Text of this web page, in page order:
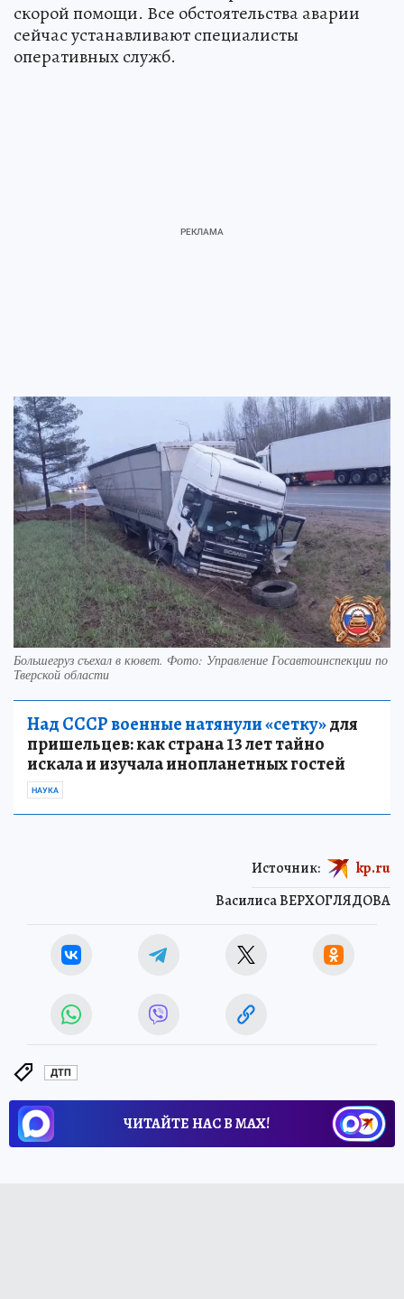
скорой помощи. Все обстоятельства аварии
сейчас устанавливают специалисты
оперативных служб.
Большегруз съехал в кювет. Фото: Управление Госавтоинспекции по
Тверской области
Над СССР военные натянули «сетку»для
пришельцев: как страна 13 лет тайно
искала и изучала инопланетных гостей
НАУКА
Василиса ВЕРХОГЛЯДОВА
Источник: kp.ru
ДТП
ЧИТАЙТЕ НАС В МАХ!